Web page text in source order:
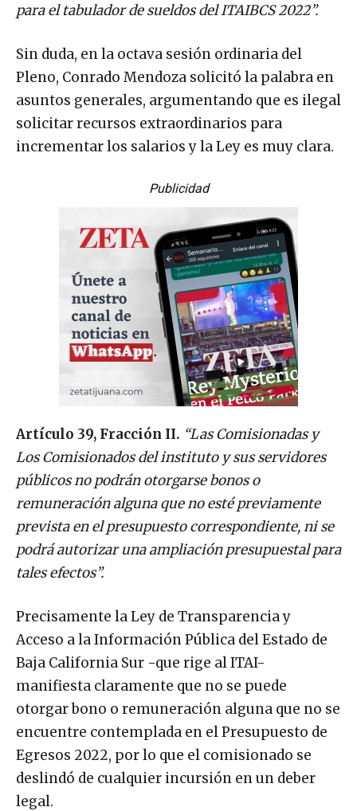
para el tabulador de sueldos del ITAIBCS 2022”.
Sin duda, en la octava sesión ordinaria del
Pleno, Conrado Mendoza solicitó la palabra en
asuntos generales, argumentando que es ilegal
solicitar recursos extraordinarios para
incrementar los salarios y la Ley es muy clara.
Publicidad
Artículo 39, Fracción II. “Las Comisionadas y
Los Comisionados del instituto y sus servidores
públicos no podrán otorgarse bonos o
remuneración alguna que no esté previamente
prevista en el presupuesto correspondiente, ni se
podrá autorizar una ampliación presupuestal para
tales efectos”.
Precisamente la Ley de Transparencia y
Acceso a la Información Pública del Estado de
Baja California Sur -que rige al ITAI-
manifiesta claramente que no se puede
otorgar bono o remuneración alguna que no se
encuentre contemplada en el Presupuesto de
Egresos 2022, por lo que el comisionado se
deslindó de cualquier incursión en un deber
legal.